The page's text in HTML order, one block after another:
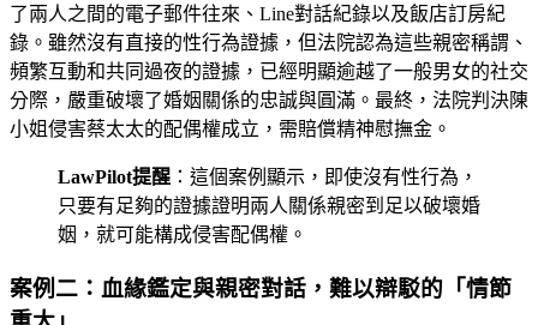
了兩人之間的電子郵件往來、Line對話紀錄以及飯店訂房紀
錄。雖然沒有直接的性行為證據，但法院認為這些親密稱謂、
頻繁互動和共同過夜的證據，已經明顯逾越了一般男女的社交
分際，嚴重破壞了婚姻關係的忠誠與圓滿。最終，法院判決陳
小姐侵害蔡太太的配偶權成立，需賠償精神慰撫金。
LawPilot提醒 ：這個案例顯示，即使沒有性行為，
只要有足夠的證據證明兩人關係親密到足以破壞婚
姻，就可能構成侵害配偶權。
案例二：血緣鑑定與親密對話，難以辯駁的「情節